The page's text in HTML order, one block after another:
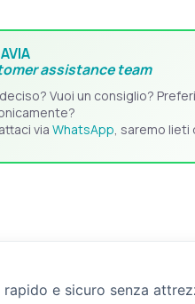
assistance team
Vuoi un consiglio?
via WhatsApp, saremo lieti
e sicuro senza